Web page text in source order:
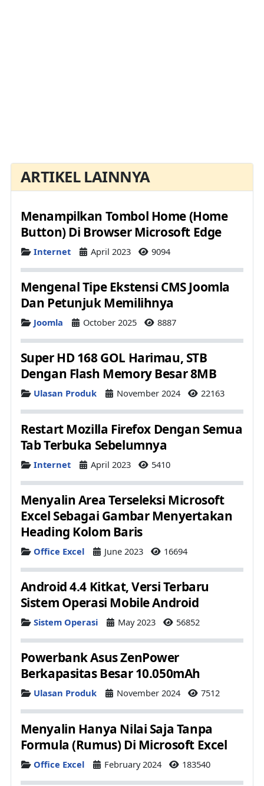
ARTIKEL LAINNYA
Menampilkan Tombol Home (Home
Button) Di Browser Microsoft Edge
Details
Internet April 2023 9094
Mengenal Tipe Ekstensi CMS Joomla
Dan Petunjuk Memilihnya
DetailsJoomla October 2025 8887
Super HD 168 GOL Harimau, STB
Dengan Flash Memory Besar 8MB
DetailsUlasan Produk November 2024 22163
Restart Mozilla Firefox Dengan Semua
Tab Terbuka Sebelumnya
Details
Internet April 2023 5410
Menyalin Area Terseleksi Microsoft
Excel Sebagai Gambar Menyertakan
Heading Kolom Baris
Details
Office Excel June 2023 16694
Android 4.4 Kitkat, Versi Terbaru
Sistem Operasi Mobile Android
Details
Sistem Operasi May 2023 56852
Powerbank Asus ZenPower
Berkapasitas Besar 10.050mAh
DetailsUlasan Produk November 2024 7512
Menyalin Hanya Nilai Saja Tanpa
Formula (Rumus) Di Microsoft Excel
Details
Office Excel February 2024 183540